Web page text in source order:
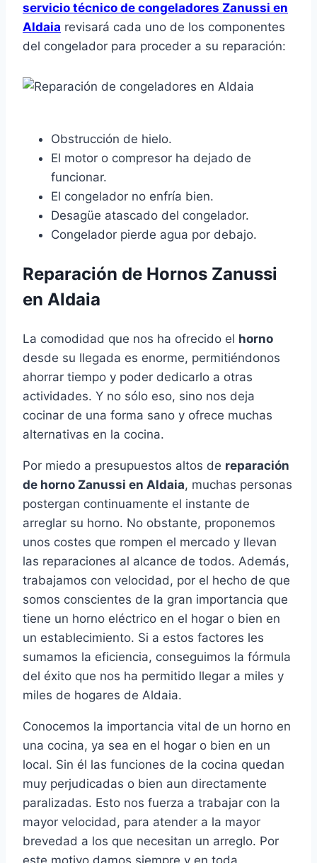
servicio técnico de congeladores Zanussi en
Aldaia revisará cada uno de los componentes
del congelador para proceder a su reparación:
Obstrucción de hielo.
El motor o compresor ha dejado de
funcionar.
El congelador no enfría bien.
Desagüe atascado del congelador.
Congelador pierde agua por debajo.
Reparación de Hornos Zanussi
en Aldaia
La comodidad que nos ha ofrecido el horno
desde su llegada es enorme, permitiéndonos
ahorrar tiempo y poder dedicarlo a otras
actividades. Y no sólo eso, sino nos deja
cocinar de una forma sano y ofrece muchas
alternativas en la cocina.
Por miedo a presupuestos altos de reparación
de horno Zanussi en Aldaia, muchas personas
postergan continuamente el instante de
arreglar su horno. No obstante, proponemos
unos costes que rompen el mercado y llevan
las reparaciones al alcance de todos. Además,
trabajamos con velocidad, por el hecho de que
somos conscientes de la gran importancia que
tiene un horno eléctrico en el hogar o bien en
un establecimiento. Si a estos factores les
sumamos la eficiencia, conseguimos la fórmula
del éxito que nos ha permitido llegar a miles y
miles de hogares de Aldaia.
Conocemos la importancia vital de un horno en
una cocina, ya sea en el hogar o bien en un
local. Sin él las funciones de la cocina quedan
muy perjudicadas o bien aun directamente
paralizadas. Esto nos fuerza a trabajar con la
mayor velocidad, para atender a la mayor
brevedad a los que necesitan un arreglo. Por